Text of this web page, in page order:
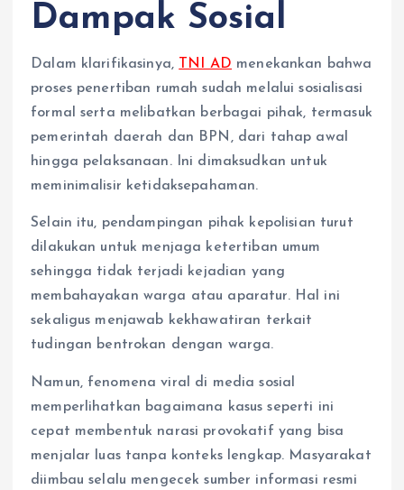
Dampak Sosial
Dalam klarifikasinya, TNI AD menekankan bahwa
proses penertiban rumah sudah melalui sosialisasi
formal serta melibatkan berbagai pihak, termasuk
pemerintah daerah dan BPN, dari tahap awal
hingga pelaksanaan. Ini dimaksudkan untuk
meminimalisir ketidaksepahaman.
Selain itu, pendampingan pihak kepolisian turut
dilakukan untuk menjaga ketertiban umum
sehingga tidak terjadi kejadian yang
membahayakan warga atau aparatur. Hal ini
sekaligus menjawab kekhawatiran terkait
tudingan bentrokan dengan warga.
Namun, fenomena viral di media sosial
memperlihatkan bagaimana kasus seperti ini
cepat membentuk narasi provokatif yang bisa
menjalar luas tanpa konteks lengkap. Masyarakat
diimbau selalu mengecek sumber informasi resmi